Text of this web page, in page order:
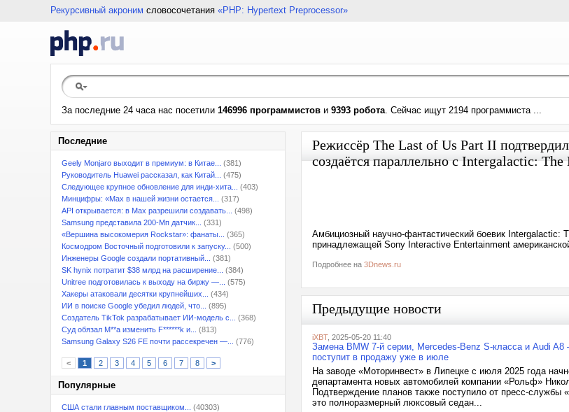
Рекурсивный акроним словосочетания «PHP: Hypertext Preprocessor»
За последние 24 часа нас посетили 146996 программистов и 9393 робота. Сейчас ищут 2194 программиста ...
Последние
Geely Monjaro выходит в премиум: в Китае...
(381)
Руководитель Huawei рассказал, как Китай...
(475)
Следующее крупное обновление для инди-хита...
(403)
Минцифры: «Max в нашей жизни остается...
(317)
API открывается: в Max разрешили создавать...
(498)
Samsung представила 200-Мп датчик...
(331)
«Вершина высокомерия Rockstar»: фанаты...
(365)
Космодром Восточный подготовили к запуску...
(500)
Инженеры Google создали портативный...
(381)
SK hynix потратит $38 млрд на расширение...
(384)
Unitree подготовилась к выходу на биржу —...
(575)
Хакеры атаковали десятки крупнейших...
(434)
ИИ в поиске Google убедил людей, что...
(895)
Создатель TikTok разрабатывает ИИ-модель с...
(368)
Суд обязал M**a изменить F******k и...
(813)
Samsung Galaxy S26 FE почти рассекречен —...
(776)
< 1 2 3 4 5 6 7 8 >
Популярные
США стали главным поставщиком...
(40303)
Режиссёр The Last of Us Part II
создаётся параллельно с Intergalactic:
Амбициозный научно-фантастический боевик Intergalactic:
принадлежащей Sony Interactive Entertainment
Подробнее на 3Dnews.ru
Предыдущие новости
iXBT, 2025-05-20 11:40
Замена BMW 7-й серии, Mercedes-Benz S-класса и Audi
поступит в продажу уже в июле
На заводе «Моторинвест» в Липецке с июля 2025 года
департамента новых автомобилей компании «Рольф»
Подтверждение планов также поступило от пресс-
это полноразмерный люксовый седан...